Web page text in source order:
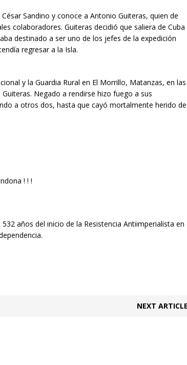
Sandino y conoce a Antonio Guiteras, quien de
colaboradores. Guiteras decidió que saliera de Cuba
destinado a ser uno de los jefes de la expedición
regresar a la Isla.
y la Guardia Rural en El Morrillo, Matanzas, en las
Negado a rendirse hizo fuego a sus
a otros dos, hasta que cayó mortalmente herido
! ! !
años del inicio de la Resistencia Antiimperialista en
NEXT ARTICLE